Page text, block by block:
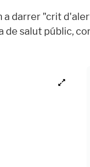
darrer "crit
salut públic,